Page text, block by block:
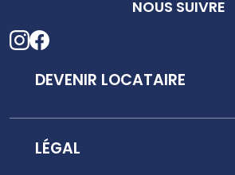
DEVENIR LOCATAIRE
LÉGAL
NOUS SUIVRE